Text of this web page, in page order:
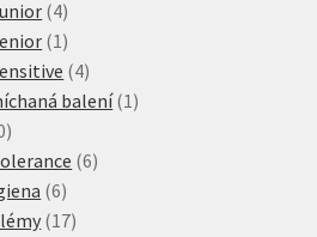
44
produkty
1 1
produkt
44
produkty
balení 1 1
100
produktů66
66
produktů
1717